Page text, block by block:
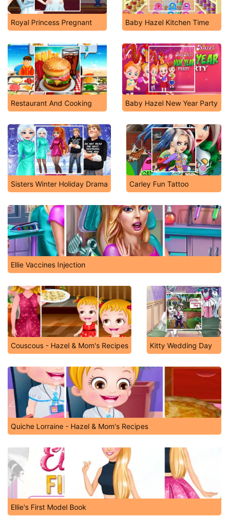
Royal Princess Pregnant Baby Hazel Kitchen Time
Restaurant And Cooking Baby Hazel New Year Party
Sisters Winter Holiday Drama Carley Fun Tattoo
Ellie Vaccines Injection
Couscous - Hazel & Mom's Recipes Kitty Wedding Day
Quiche Lorraine - Hazel & Mom's Recipes
Ellie's First Model Book